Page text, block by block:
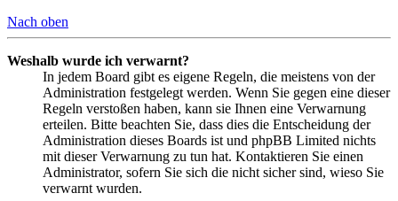
Nach oben
Weshalb wurde ich verwarnt?
In jedem Board gibt es eigene Regeln, die meistens von der
Administration festgelegt werden. Wenn Sie gegen eine dieser
Regeln verstoßen haben, kann sie Ihnen eine Verwarnung
erteilen. Bitte beachten Sie, dass dies die Entscheidung der
Administration dieses Boards ist und phpBB Limited nichts
mit dieser Verwarnung zu tun hat. Kontaktieren Sie einen
Administrator, sofern Sie sich die nicht sicher sind, wieso Sie
verwarnt wurden.